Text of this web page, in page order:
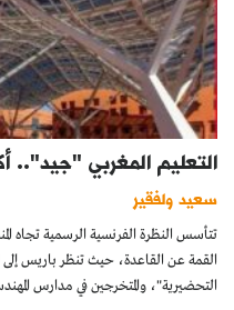
التعليم المغربي "جيد"..
سعيد ولفقير
تتأسس النظرة الفرنسية الرسمية تجاه
القمة عن القاعدة، حيث تنظر باريس إلى
التحضيرية"، والمتخرجين في مدارس